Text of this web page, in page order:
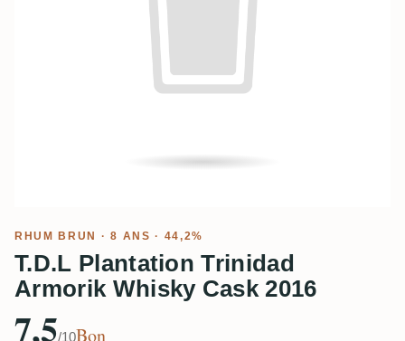
RHUM BRUN · 8 ANS · 44,2%
T.D.L Plantation Trinidad
Armorik Whisky Cask 2016
7,5/10Bon